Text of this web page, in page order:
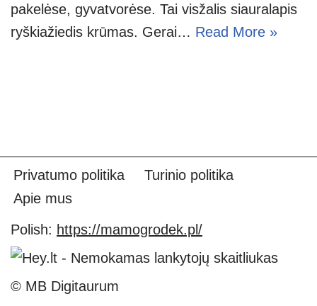
pakelėse, gyvatvorėse. Tai visžalis siauralapis
ryškiažiedis krūmas. Gerai… Read More »
Privatumo politika
Turinio politika
Apie mus
Polish: https://mamogrodek.pl/
© MB Digitaurum